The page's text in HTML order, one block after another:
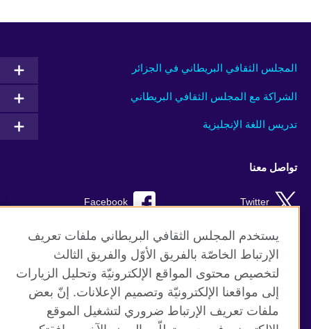
المجلس الثقافي البريطاني في الجزائر
الشراكة مع المجلس الثقافي البريطاني
تدريس اللغة الإنجليزية
تواصل معنا
Facebook Twitter
TikTok Instagram
Youtube
يستخدم المجلس الثقافي البريطاني ملفات تعريف
الإرتباط الخاصّة بالفريق الأوّل والفريق الثالث
لتخصيص محتوى المواقع الإلكترونيّة وتحليل الزيارات
إلى مواقعنا الإلكترونيّة وتصميم الإعلانات. إنّ بعض
ملفات تعريف الإرتباط ضروري لتشغيل الموقع